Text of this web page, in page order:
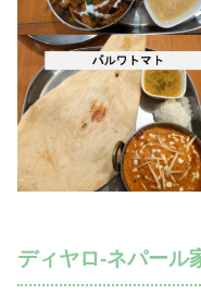
ディヤロ-ネパール